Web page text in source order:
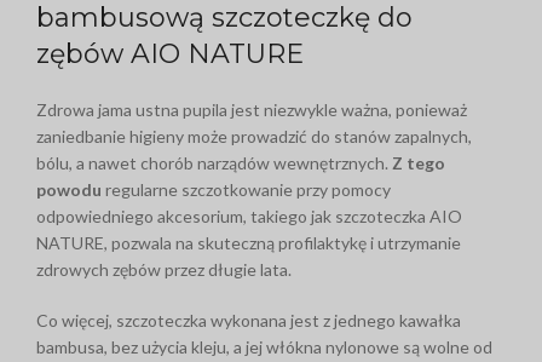
bambusową szczoteczkę do
zębów AIO NATURE
Zdrowa jama ustna pupila jest niezwykle ważna, ponieważ
zaniedbanie higieny może prowadzić do stanów zapalnych,
bólu, a nawet chorób narządów wewnętrznych. Z tego
powodu regularne szczotkowanie przy pomocy
odpowiedniego akcesorium, takiego jak szczoteczka AIO
NATURE, pozwala na skuteczną profilaktykę i utrzymanie
zdrowych zębów przez długie lata.
Co więcej, szczoteczka wykonana jest z jednego kawałka
bambusa, bez użycia kleju, a jej włókna nylonowe są wolne od